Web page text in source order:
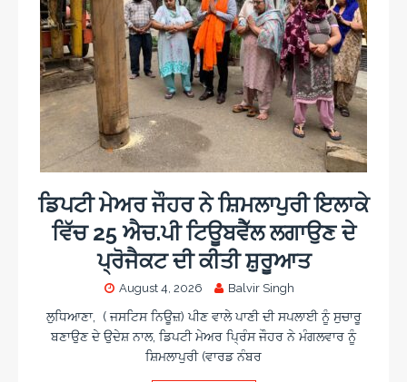
ਡਿਪਟੀ ਮੇਅਰ ਜੌਹਰ ਨੇ ਸ਼ਿਮਲਾਪੁਰੀ ਇਲਾਕੇ
ਵਿੱਚ 25 ਐਚ.ਪੀ ਟਿਊਬਵੈੱਲ ਲਗਾਉਣ ਦੇ
ਪ੍ਰੋਜੈਕਟ ਦੀ ਕੀਤੀ ਸ਼ੁਰੂਆਤ
August 4, 2026 Balvir Singh
ਲੁਧਿਆਣਾ, ( ਜਸਟਿਸ ਨਿਊਜ਼) ਪੀਣ ਵਾਲੇ ਪਾਣੀ ਦੀ ਸਪਲਾਈ ਨੂੰ ਸੁਚਾਰੂ
ਬਣਾਉਣ ਦੇ ਉਦੇਸ਼ ਨਾਲ, ਡਿਪਟੀ ਮੇਅਰ ਪ੍ਰਿੰਸ ਜੌਹਰ ਨੇ ਮੰਗਲਵਾਰ ਨੂੰ
ਸ਼ਿਮਲਾਪੁਰੀ (ਵਾਰਡ ਨੰਬਰ